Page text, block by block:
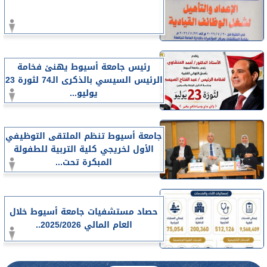
رئيس جامعة أسيوط يهنئ فخامة
الرئيس السيسي بالذكرى الـ74 لثورة 23
يوليو...
جامعة أسيوط تنظم الملتقى التوظيفي
الأول لخريجي كلية التربية للطفولة
المبكرة تحت...
حصاد مستشفيات جامعة أسيوط خلال
العام المالي 2025/2026..